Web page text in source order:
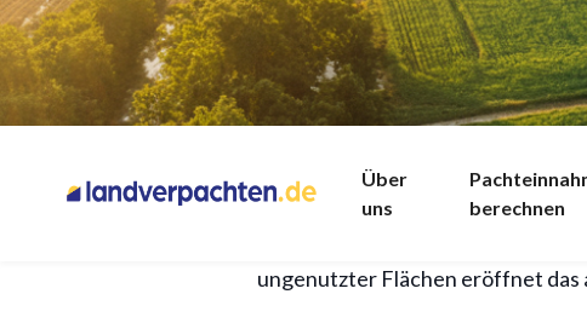
Über
uns
berechnen
Erneuerbare
Warum sich
Der Ausbau erneuerbarer
Regionen in Deutschland. Neue
Windkraftprojekte bis zum Jahr
ungenutzter Flächen eröffnet das